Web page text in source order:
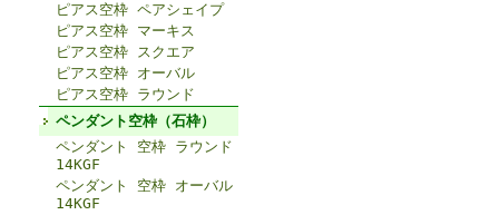
ピアス空枠 ペアシェイプ
ピアス空枠 マーキス
ピアス空枠 スクエア
ピアス空枠 オーバル
ピアス空枠 ラウンド
ペンダント空枠（石枠）
ペンダント 空枠 ラウンド
14KGF
ペンダント 空枠 オーバル
14KGF